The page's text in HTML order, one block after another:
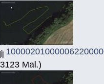
3123 Mal.)